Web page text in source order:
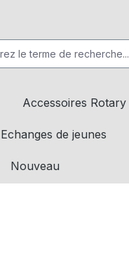
Accessoires Rotary
Echanges de jeunes
Nouveau